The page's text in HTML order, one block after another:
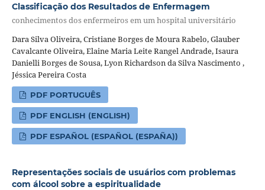
Classificação dos Resultados de Enfermagem
conhecimentos dos enfermeiros em um hospital universitário
Dara Silva Oliveira, Cristiane Borges de Moura Rabelo, Glauber
Cavalcante Oliveira, Elaine Maria Leite Rangel Andrade, Isaura
Danielli Borges de Sousa, Lyon Richardson da Silva Nascimento ,
Jéssica Pereira Costa
PDF PORTUGUÊS
PDF ENGLISH (ENGLISH)
PDF ESPAÑOL (ESPAÑOL (ESPAÑA))
Representações sociais de usuários com problemas
com álcool sobre a espiritualidade